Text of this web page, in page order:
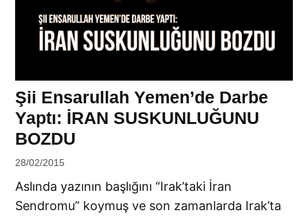
Şii Ensarullah Yemen’de Darbe
Yaptı: İRAN SUSKUNLUĞUNU
BOZDU
by
Yozgat
28/02/2015
Aslında yazının başlığını “Irak’taki İran
Sendromu” koymuş ve son zamanlarda Irak’ta